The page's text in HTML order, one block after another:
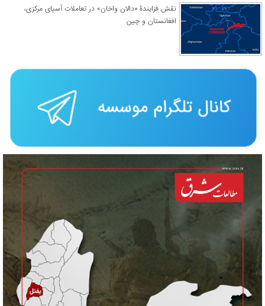
نقش فزایندۀ «دالان واخان» در تعاملات آسیای مرکزی،
افغانستان و چین